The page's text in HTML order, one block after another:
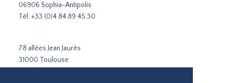
06906 Sophia-Antipolis
Tél.+33 (0)4 84 89 45 30
78 allées Jean Jaurès
31000 Toulouse